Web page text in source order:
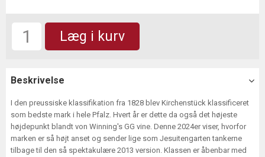
Læg i kurv
Beskrivelse
I den preussiske klassifikation fra 1828 blev Kirchenstück klassificeret
som bedste mark i hele Pfalz. Hvert år er dette da også det højeste
højdepunkt blandt von Winning's GG vine. Denne 2024er viser, hvorfor
marken er så højt anset og sender lige som Jesuitengarten tankerne
tilbage til den så spektakulære 2013 version. Klassen er åbenbar med